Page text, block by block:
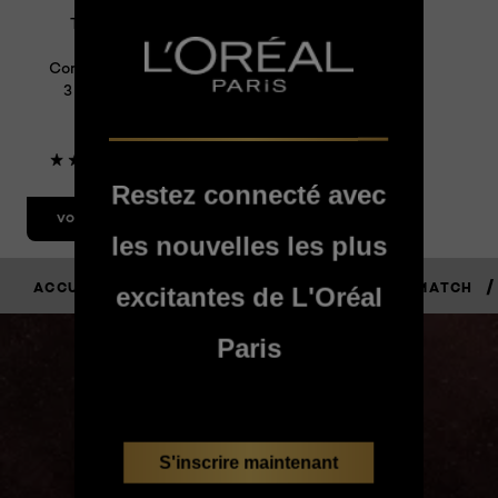
True Match
Concealer N1-2-
3 Clair / Pâle
VOIR LE PRODUIT
ACCUEIL MAQUILLAGE / TEINT / TRUE MATCH /
Restez connecté avec
les nouvelles les plus
excitantes de L'Oréal
Paris
S'inscrire maintenant
BIEN